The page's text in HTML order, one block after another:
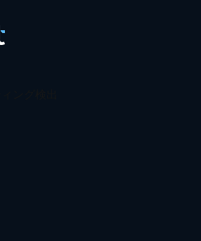
の時間が多ければ多い
ると、DNSリークとブラウザのフィ